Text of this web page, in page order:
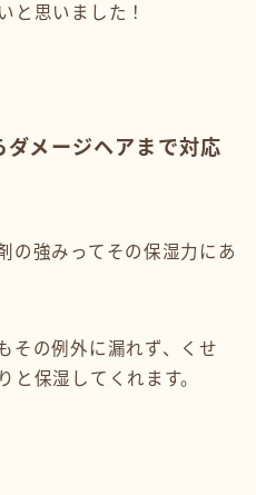
と思いました！
メージヘアまで対応
の強みってその保湿力にあ
その例外に漏れず、くせ
と保湿してくれます。